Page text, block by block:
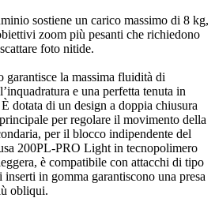
sostiene un carico massimo di 8 kg,
zoom più pesanti che richiedono
foto nitide.
garantisce la massima fluidità di
e una perfetta tenuta in
dotata di un design a doppia chiusura
per regolare il movimento della
per il blocco indipendente del
200PL-PRO Light in tecnopolimero
è compatibile con attacchi di tipo
in gomma garantiscono una presa
obliqui.